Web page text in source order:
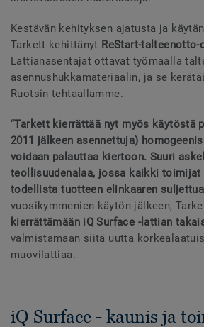
Kestävän kehityksen ajatusta ja
Tarkett kehittänyt ReStart-talteenotto-
Lattianasentajat ottavat työmaalla
asennushukkamateriaalin, ja se
Ruotsin tehtaallamme.
“Tarkett kierrättää nyt myös käytöstä
2011 jälkeen asennettuja)
voidaan palauttaa kiertoon. Suuri
teollisuudenalaa, jossa kaikki
todellista tuotteen elinkaaren
vuosikymmenien käytön jälkeen,
kierrättämään iQ Surface -lattian
valmistamaan siitä uutta
muovilattiaa.
iQ Surface - kaunis ja